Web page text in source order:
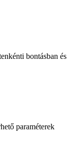
bontásban és
paraméterek